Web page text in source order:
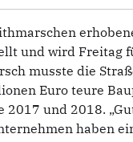
und wird Freitag
musste die
Euro teure
und 2018.
haben